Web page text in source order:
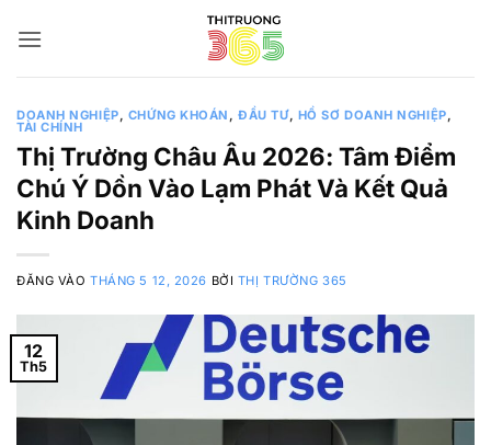
qua
DOANH NGHIỆP, CHỨNG KHOÁN ,ĐẦU TƯ, HỒ SƠ DOANH NGHIỆP,
TÀI CHÍNH
Thị Trường Châu Âu 2026: Tâm Điểm
Chú Ý Dồn Vào Lạm Phát Và Kết Quả
Kinh Doanh
ĐĂNG VÀOTHÁNG 5 12, 2026 BỞI THỊ TRƯỜNG 365
12
Th5